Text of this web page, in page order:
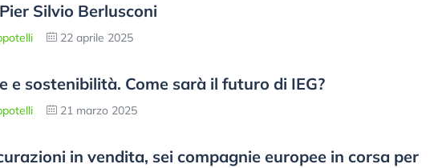
Silvio Berlusconi​
22 aprile 2025
e sostenibilità. Come sarà il futuro di IEG?
21 marzo 2025
in vendita, sei compagnie europee in corsa per